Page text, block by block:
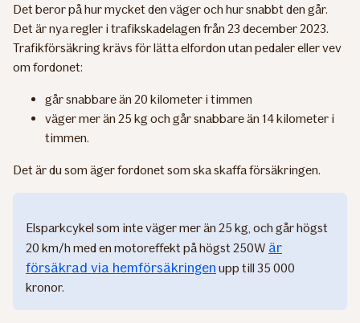
Det beror på hur mycket den väger och hur snabbt den går.
Det är nya regler i trafikskadelagen från 23 december 2023.
Trafikförsäkring krävs för lätta elfordon utan pedaler eller vev
om fordonet:
går snabbare än 20 kilometer i timmen
väger mer än 25 kg och går snabbare än 14 kilometer i
timmen.
Det är du som äger fordonet som ska skaffa försäkringen.
Elsparkcykel som inte väger mer än 25 kg, och går högst
20 km/h med en motoreffekt på högst 250W är
försäkrad via hemförsäkringen upp till 35 000
kronor.